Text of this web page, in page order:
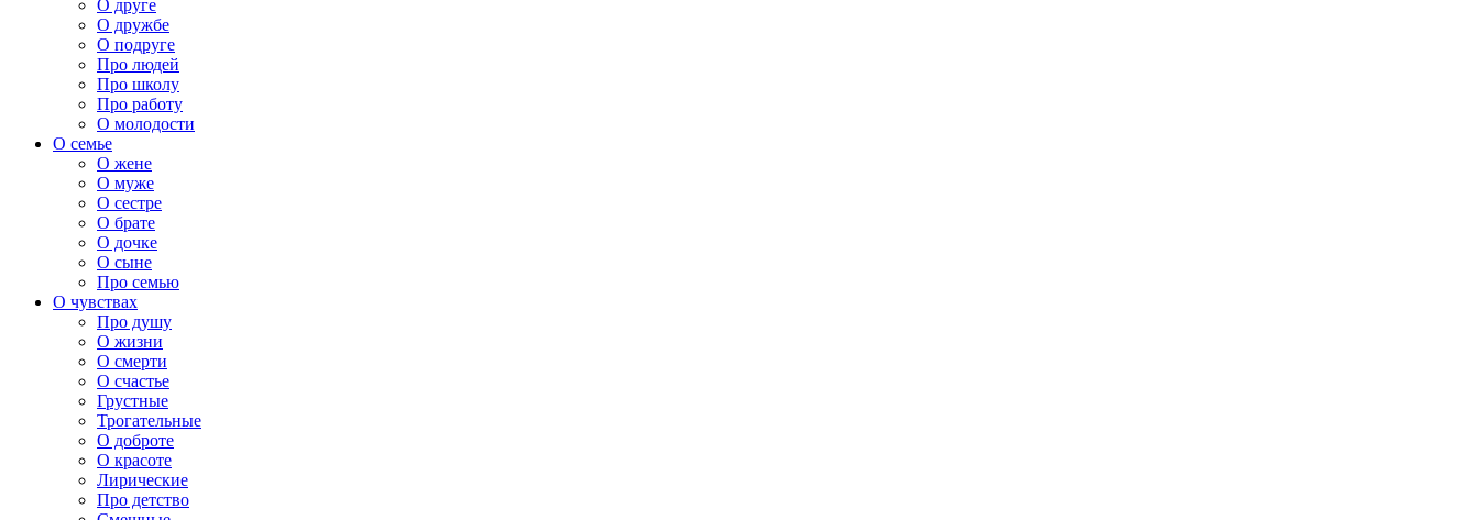
О друге
О дружбе
О подруге
Про людей
Про школу
Про работу
О молодости
О семье
О жене
О муже
О сестре
О брате
О дочке
О сыне
Про семью
О чувствах
Про душу
О жизни
О смерти
О счастье
Грустные
Трогательные
О доброте
О красоте
Лирические
Про детство